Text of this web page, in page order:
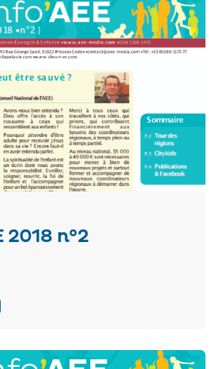
2018 n°2